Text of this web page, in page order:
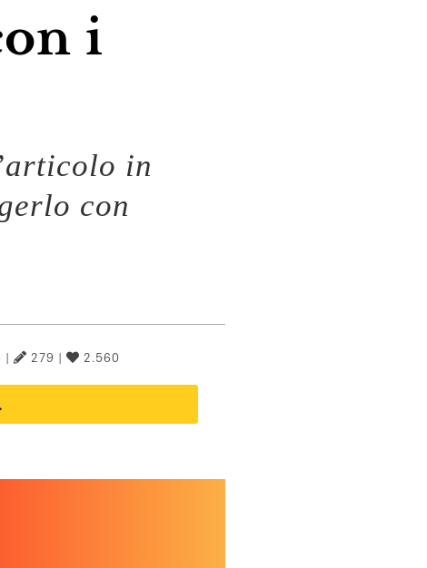
i
in
con
| 279 | 2.560